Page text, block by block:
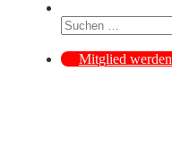
Schalter
Suche
nach:
Mitglied werden